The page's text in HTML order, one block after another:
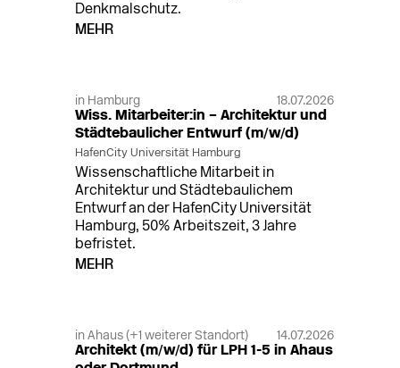
Denkmalschutz.
MEHR
in Hamburg 18.07.2026
Wiss. Mitarbeiter:in – Architektur und
Städtebaulicher Entwurf (m/w/d)
HafenCity Universität Hamburg
Wissenschaftliche Mitarbeit in
Architektur und Städtebaulichem
Entwurf an der HafenCity Universität
Hamburg, 50% Arbeitszeit, 3 Jahre
befristet.
MEHR
in Ahaus (+1 weiterer Standort) 14.07.2026
Architekt (m/w/d) für LPH 1-5 in Ahaus